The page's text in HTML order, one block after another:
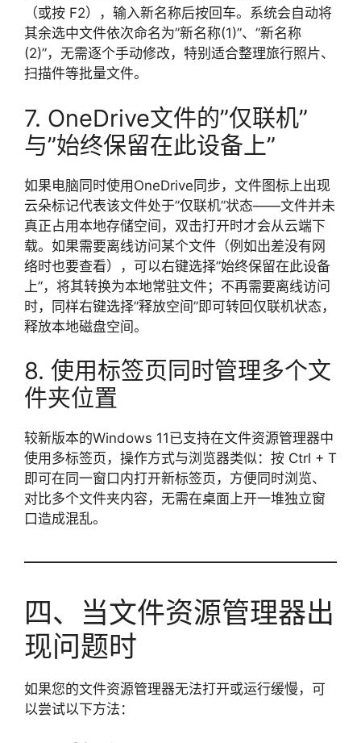
（或按 F2），输入新名称后按回车。系统会自动将
其余选中文件依次命名为”新名称(1)”、”新名称
(2)”，无需逐个手动修改，特别适合整理旅行照片、
扫描件等批量文件。
7. OneDrive文件的”仅联机”
与”始终保留在此设备上”
如果电脑同时使用OneDrive同步，文件图标上出现
云朵标记代表该文件处于”仅联机”状态——文件并未
真正占用本地存储空间，双击打开时才会从云端下
载。如果需要离线访问某个文件（例如出差没有网
络时也要查看），可以右键选择”始终保留在此设备
上”，将其转换为本地常驻文件；不再需要离线访问
时，同样右键选择”释放空间”即可转回仅联机状态，
释放本地磁盘空间。
8. 使用标签页同时管理多个文
件夹位置
较新版本的Windows 11已支持在文件资源管理器中
使用多标签页，操作方式与浏览器类似：按 Ctrl + T
即可在同一窗口内打开新标签页，方便同时浏览、
对比多个文件夹内容，无需在桌面上开一堆独立窗
口造成混乱。
四、当文件资源管理器出
现问题时
如果您的文件资源管理器无法打开或运行缓慢，可
以尝试以下方法：